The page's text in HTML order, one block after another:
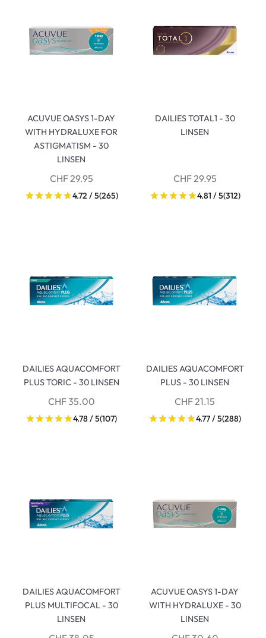
ACUVUE OASYS 1-DAY
WITH HYDRALUXE FOR
ASTIGMATISM - 30
LINSEN
CHF 29.95
4.72 / 5(265)
DAILIES TOTAL1 - 30
LINSEN
CHF 29.95
4.81 / 5(312)
DAILIES AQUACOMFORT
PLUS TORIC - 30 LINSEN
CHF 35.00
4.78 / 5(107)
DAILIES AQUACOMFORT
PLUS - 30 LINSEN
CHF 21.15
4.77 / 5(288)
DAILIES AQUACOMFORT
PLUS MULTIFOCAL - 30
LINSEN
ACUVUE OASYS 1-DAY
WITH HYDRALUXE - 30
LINSEN